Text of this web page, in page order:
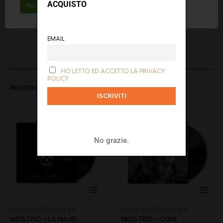
PRODOTTI CORRELATI
MOSTRO – LA NAVE MOSTRO – OGNI
Accetta tutti Rifiuta
ACQUISTO
EMAIL
HO LETTO ED ACCETTO LA PRIVACY
POLICY
No grazie.